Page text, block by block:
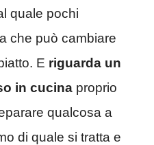
quale pochi
che può cambiare
E riguarda un
in cucina proprio
qualcosa a
di quale si tratta e